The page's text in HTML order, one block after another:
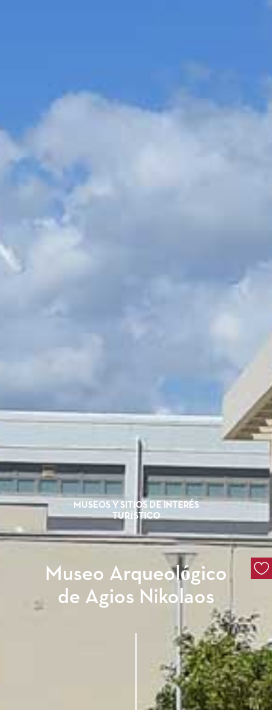
MUSEOS Y SITIOS DE INTERÉS
TURÍSTICO
Museo Arqueológico
de Agios Nikolaos